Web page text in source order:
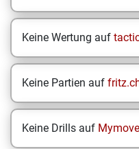
Keine Wertung auf
Keine Partien auf
Keine Drills auf